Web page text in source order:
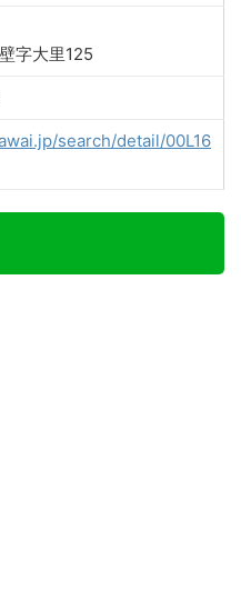
字大里125
search/detail/00L16